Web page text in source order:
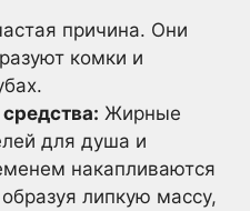
причина. Они
комки и
Жирные
для душа и
накапливаются
липкую массу,